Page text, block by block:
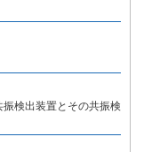
検出装置とその共振検